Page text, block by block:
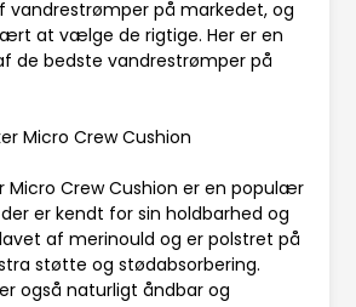
på markedet, og
at vælge de rigtige. Her er en
de bedste vandrestrømper på
Micro Crew Cushion
Micro Crew Cushion er en populær
er kendt for sin holdbarhed og
af merinould og er polstret på
støtte og stødabsorbering.
også naturligt åndbar og